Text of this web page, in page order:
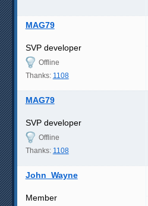
MAG79
SVP developer
Offline
Thanks: 1108
MAG79
SVP developer
Offline
Thanks: 1108
John_Wayne
Member